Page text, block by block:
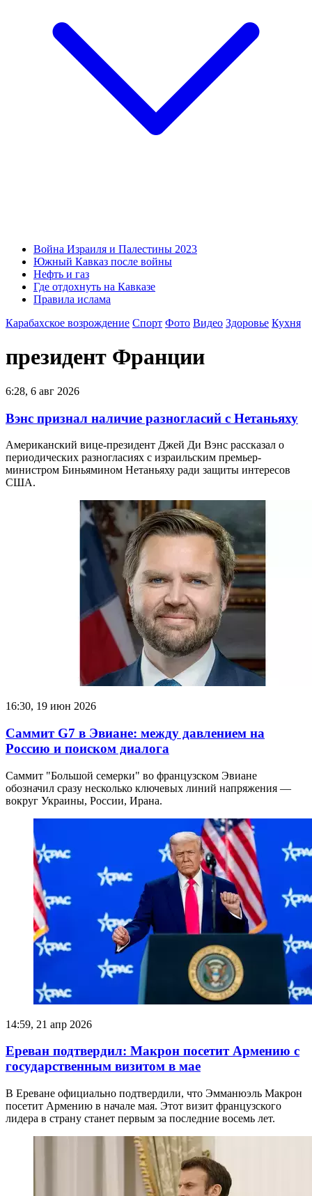
Война Израиля и Палестины 2023
Южный Кавказ после войны
Нефть и газ
Где отдохнуть на Кавказе
Правила ислама
Карабахское возрождение Спорт Фото Видео Здоровье Кухня
президент Франции
6:28, 6 авг 2026
Вэнс признал наличие разногласий с Нетаньяху
Американский вице-президент Джей Ди Вэнс рассказал о
периодических разногласиях с израильским премьер-
министром Биньямином Нетаньяху ради защиты интересов
США.
16:30, 19 июн 2026
Саммит G7 в Эвиане: между давлением на
Россию и поиском диалога
Саммит "Большой семерки" во французском Эвиане
обозначил сразу несколько ключевых линий напряжения —
вокруг Украины, России, Ирана.
14:59, 21 апр 2026
Ереван подтвердил: Макрон посетит Армению с
государственным визитом в мае
В Ереване официально подтвердили, что Эмманюэль Макрон
посетит Армению в начале мая. Этот визит французского
лидера в страну станет первым за последние восемь лет.